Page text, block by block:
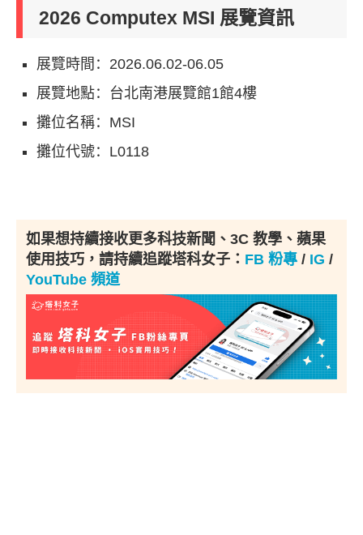
2026 Computex MSI 展覽資訊
展覽時間： 2026.06.02-06.05
展覽地點：台北南港展覽館1館4樓
攤位名稱： MSI
攤位代號： L0118
如果想持續接收更多科技新聞、3C 教學、蘋果
使用技巧，請持續追蹤塔科女子： FB 粉專 / IG /
YouTube 頻道